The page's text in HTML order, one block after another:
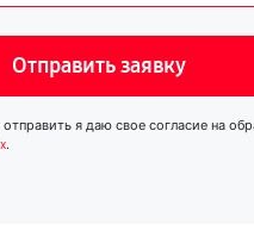
Отправить заявку
я даю свое согласие на
.